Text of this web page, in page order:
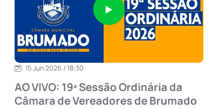
15 Jun 2026 / 18:30
AO VIVO: 19ª Sessão Ordinária da
Câmara de Vereadores de Brumado